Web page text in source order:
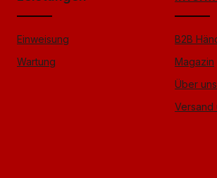
Einweisung
Wartung
B2B
Magazin
Über uns
Versand